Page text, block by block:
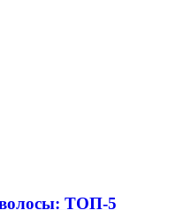
волосы: ТОП-5